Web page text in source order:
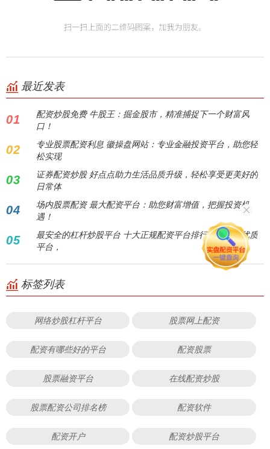
最近发表
01
配资炒股免费 牛股王：掘金股市，精准捕捉下一个财富风
口！
02
专业股票配资利息 徽操盘网站：专业金融投资平台，助您轻
松实现
03
证券配资炒股 好点点助力生活品质升级，轻松享受更美好的
日常体
04
场内股票配资 最大配资平台：助您财富增值，把握投资机
遇！
05
最安全的杠杆炒股平台 十大正规配资平台排行榜：精选优质
平台，
标签列表
网络炒股杠杆平台 股票网上配资
配资有哪些好的平台 配资股票
股票融资平台 在线配资炒股
股票配资公司排名榜 配资软件
配资开户 配资炒股平台